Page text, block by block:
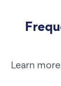
Learn